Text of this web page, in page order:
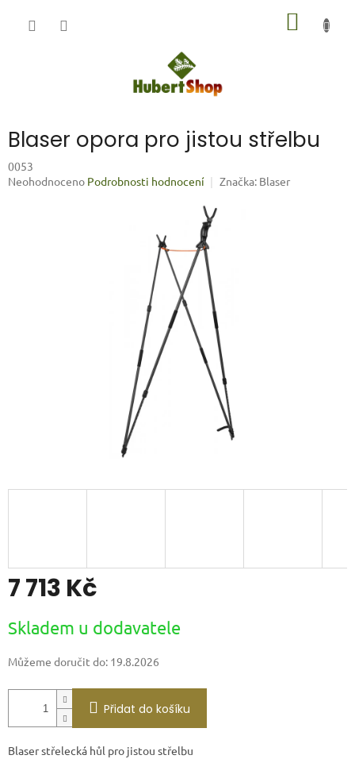
Blaser opora pro jistou střelbu
0053
Průměrné
Neohodnoceno Podrobnosti hodnocení Značka: Blaser
7 713 Kč
cena:
Skladem u dodavatele
Můžeme doručit do: 19.8.2026
Přidat do košíku
Blaser střelecká hůl pro jistou střelbu